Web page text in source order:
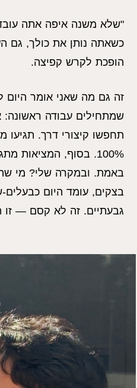
"שלא משנה איפה אתה
כשאתה נותן את כולך, גם
הופכת לקרש קפיצה.
שמתחילים עבודה
תחפשו קיצורי דרך. תגיעו
100%. בסוף,
באמת. ובמקרה שלי? מי
בצקים, עומד היום
גבעתיים. זה לא קסם —